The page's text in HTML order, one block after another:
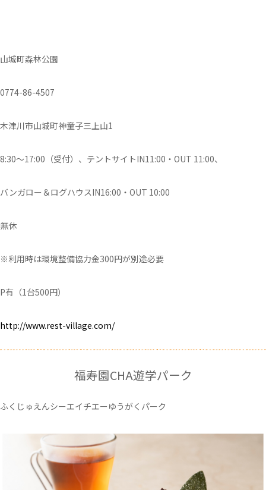
山城町森林公園
0774-86-4507
木津川市山城町神童子三上山1
8:30～17:00（受付）、テントサイトIN11:00・OUT 11:00、
バンガロー＆ログハウスIN16:00・OUT 10:00
無休
※利用時は環境整備協力金300円が別途必要
P有（1台500円）
http://www.rest-village.com/
福寿園CHA遊学パーク
ふくじゅえんシーエイチエーゆうがくパーク